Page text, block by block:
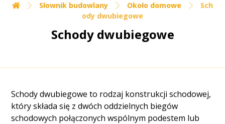
Słownik budowlany Około domowe
Sch
ody dwubiegowe
Schody dwubiegowe
Schody dwubiegowe to rodzaj konstrukcji schodowej,
który składa się z dwóch oddzielnych biegów
schodowych połączonych wspólnym podestem lub